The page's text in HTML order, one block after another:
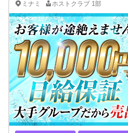
ミナミ ホストクラブ 1部